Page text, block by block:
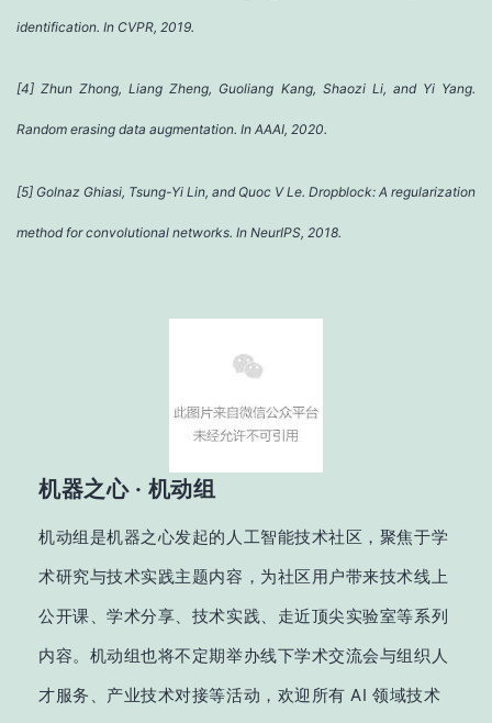
identification. In CVPR, 2019.
[4] Zhun Zhong, Liang Zheng, Guoliang Kang, Shaozi Li, and Yi Yang.
Random erasing data augmentation. In AAAI, 2020.
[5] Golnaz Ghiasi, Tsung-Yi Lin, and Quoc V Le. Dropblock: A regularization
method for convolutional networks. In NeurIPS, 2018.
机器之心 · 机动组
机动组是机器之心发起的人工智能技术社区，聚焦于学
术研究与技术实践主题内容 ，为社区用户带来技术线上
公开课、学术分享、技术实践、 走近顶尖实验室等系列
内容。 机动组也将不定期举办线下学术交流会与组织 人
才服务、产业技术对接等活动 ， 欢迎所有 AI 领域技术